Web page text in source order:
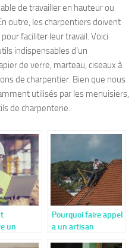
de travailler en hauteur ou
outre, les charpentiers doivent
faciliter leur travail. Voici
indispensables d’un
de verre, marteau, ciseaux à
de charpentier. Bien que nous
utilisés par les menuisiers,
de charpenterie.
un
Pourquoi faire appel
a un artisan